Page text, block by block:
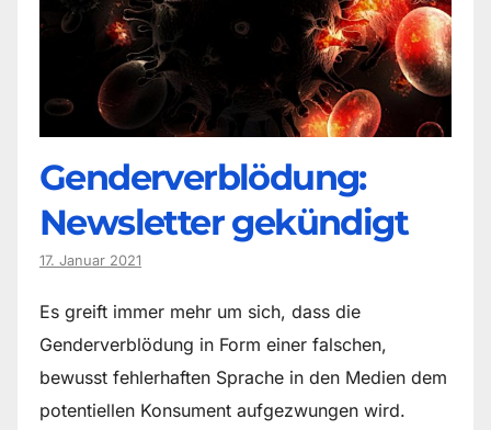
Genderverblödung:
Newsletter gekündigt
17. Januar 2021
Es greift immer mehr um sich, dass die
Genderverblödung in Form einer falschen,
bewusst fehlerhaften Sprache in den Medien dem
potentiellen Konsument aufgezwungen wird.